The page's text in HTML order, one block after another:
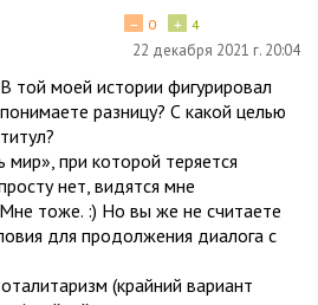
+ 4
− 0
22 декабря 2021 г. 20:04
той моей истории фигурировал
разницу? С какой целью
при которой теряется
нет, видятся мне
тоже. :) Но вы же не считаете
для продолжения диалога с
(крайний вариант